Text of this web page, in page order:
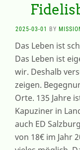
2025-03-01 BY
Das Leben ist
Das Leben ist
wir. Deshalb
zeigen.
Orte. 135 Jahre
Kapuziner in
auch ED
von 18€ im Jahr